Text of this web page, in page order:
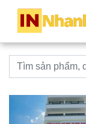
innhanh.com.vn
Từ khoá tìm kiếm